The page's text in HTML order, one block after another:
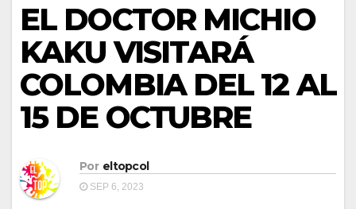
EL DOCTOR MICHIO
KAKU VISITARÁ
COLOMBIA DEL 12 AL
15 DE OCTUBRE
Por eltopcol
SEP 6, 2023